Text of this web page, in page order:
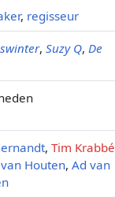
, regisseur
, Suzy Q, De
, Tim Krabbé
Houten, Ad van